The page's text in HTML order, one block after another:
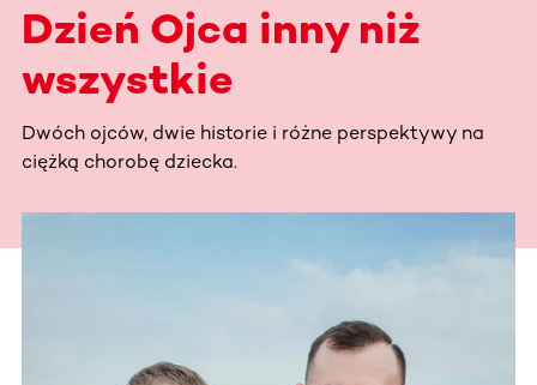
Dzień Ojca inny niż
wszystkie
Dwóch ojców, dwie historie i różne perspektywy na
ciężką chorobę dziecka.